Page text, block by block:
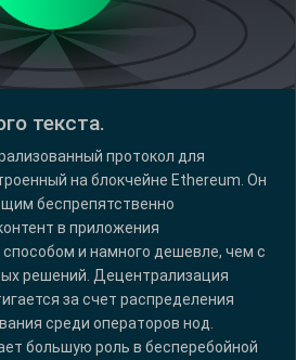
текста.
протокол для
на блокчейне Ethereum. Он
беспрепятственно
в приложения
и намного дешевле, чем с
решений. Децентрализация
за счет распределения
среди операторов нод.
большую роль в бесперебойной